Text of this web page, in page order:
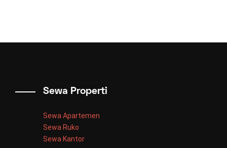
Sewa Properti
Sewa Apartemen
Sewa Ruko
Sewa Kantor